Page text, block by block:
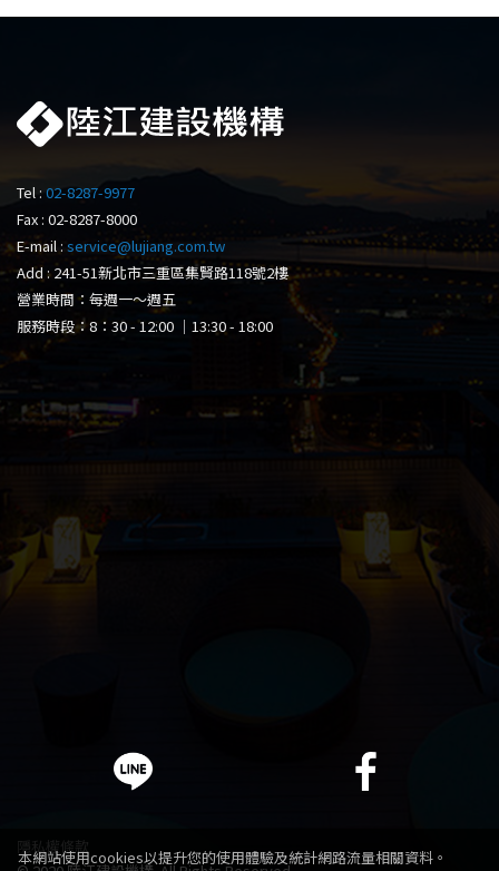
Tel : 02-8287-9977
Fax : 02-8287-8000
E-mail : service@lujiang.com.tw
Add : 241-51新北市三重區集賢路118號2樓
營業時間：每週一～週五
服務時段：8：30 - 12:00 ｜13:30 - 18:00
隱私權條款
本網站使用cookies以提升您的使用體驗及統計網路流量相關資料。